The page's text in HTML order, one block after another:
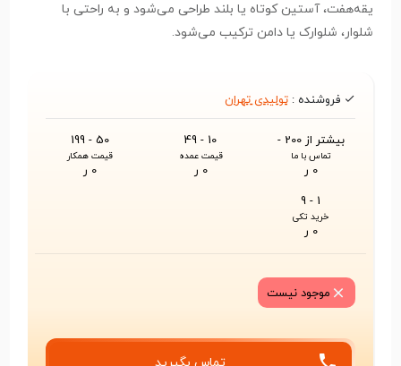
یقه‌هفت، آستین کوتاه یا بلند طراحی می‌شود و به راحتی با
شلوار، شلوارک یا دامن ترکیب می‌شود.
فروشنده :تولیدی تهران
بیشتر از 200 -
تماس با ما
0 ر
10 - 49
قیمت عمده
0 ر
50 - 199
قیمت همکار
0 ر
1 - 9
خرید تکی
0 ر
موجود نیست
تماس بگیرید